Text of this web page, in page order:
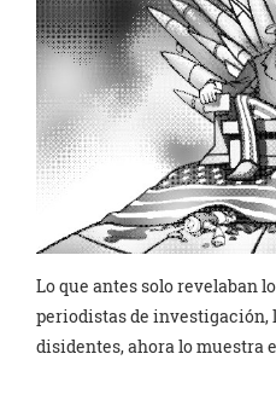
Lo que antes solo revelaban
periodistas de investigación,
disidentes, ahora lo muestra